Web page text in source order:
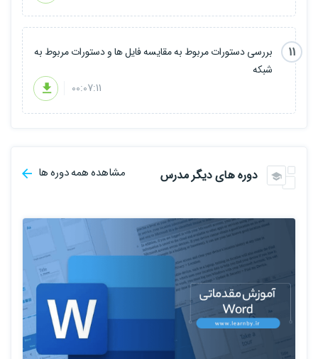
11
بررسی دستورات مربوط به مقایسه فایل ها و دستورات مربوط به
شبکه
00:07:11
دوره های دیگر مدرس مشاهده همه دوره ها